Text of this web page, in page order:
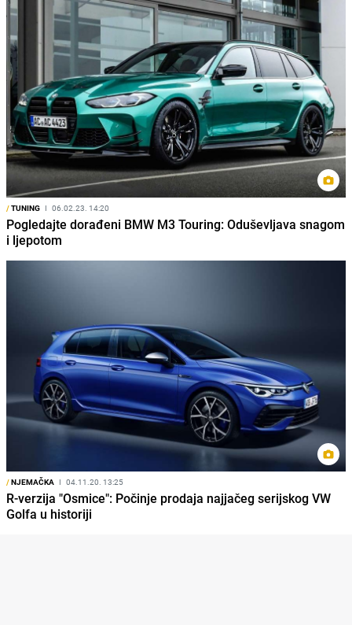
/TUNING I 06.02.23. 14:20
Pogledajte dorađeni BMW M3 Touring: Oduševljava snagom
i ljepotom
/NJEMAČKA I 04.11.20. 13:25
R-verzija "Osmice": Počinje prodaja najjačeg serijskog VW
Golfa u historiji